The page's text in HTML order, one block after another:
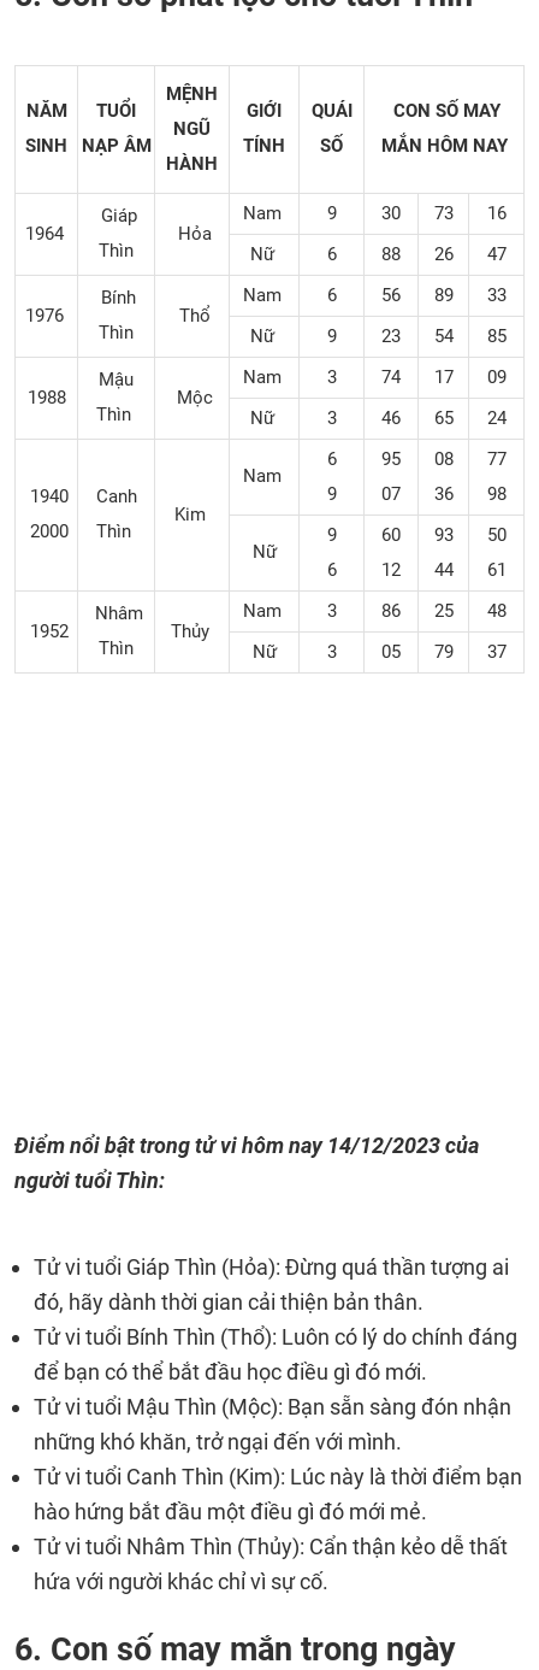
NĂM
SINH
TUỔI
NẠP ÂM
MỆNH
NGŨ
HÀNH
GIỚI
TÍNH
QUÁI
SỐ
CON SỐ MAY
MẮN HÔM NAY
1964
Giáp
Thìn
Hỏa
Nam 9 30 73
16
Nữ
6 88 26 47
1976
Bính
Thìn
Thổ
Nam 6 56 89
33
Nữ
9 23 54 85
1988
Mậu
Thìn
Mộc
Nam 3 74 17
09
Nữ
3 46 65 24
1940
2000
Canh
Thìn
Kim
Nam
6
9
95
07
08
36
77
98
Nữ
9
6
60
12
93
44
50
61
1952
Nhâm
Thìn
Thủy
Nam 3 86 25
48
Nữ
3 05 79 37
Điểm nổi bật trong tử vi hôm nay 14/12/2023của
người tuổi Thìn:
Tử vi tuổi Giáp Thìn (Hỏa): Đừng quá thần tượng ai
đó, hãy dành thời gian cải thiện bản thân.
Tử vi tuổi Bính Thìn (Thổ): Luôn có lý do chính đáng
để bạn có thể bắt đầu học điều gì đó mới.
Tử vi tuổi Mậu Thìn (Mộc): Bạn sẵn sàng đón nhận
những khó khăn, trở ngại đến với mình.
Tử vi tuổi Canh Thìn (Kim): Lúc này là thời điểm bạn
hào hứng bắt đầu một điều gì đó mới mẻ.
Tử vi tuổi Nhâm Thìn (Thủy): Cẩn thận kẻo dễ thất
hứa với người khác chỉ vì sự cố.
6. Con số may mắn trong ngày